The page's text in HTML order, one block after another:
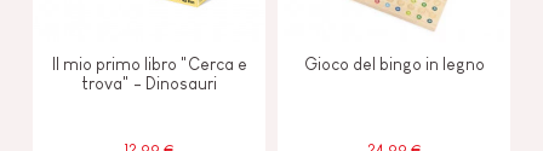
Il mio primo libro "Cerca e
trova" - Dinosauri
Gioco del bingo in legno